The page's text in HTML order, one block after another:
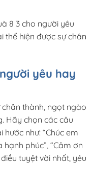
8 3 cho người yêu
thể hiện được sự chân
yêu hay
thành, ngọt ngào
Hãy chọn các câu
hước như: “Chúc em
phúc”, “Cảm ơn
tuyệt vời nhất, yêu